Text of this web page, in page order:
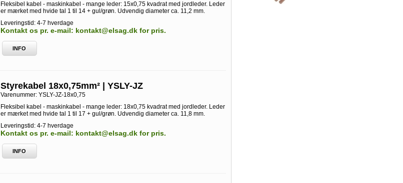
Fleksibel kabel - maskinkabel - mange leder: 15x0,75 kvadrat med jordleder. Leder
er mærket med hvide tal 1 til 14 + gul/grøn. Udvendig diameter ca. 11,2 mm.
Leveringstid: 4-7 hverdage
Kontakt os pr. e-mail: kontakt@elsag.dk for pris.
INFO
Styrekabel 18x0,75mm² | YSLY-JZ
Varenummer: YSLY-JZ-18x0,75
Fleksibel kabel - maskinkabel - mange leder: 18x0,75 kvadrat med jordleder. Leder
er mærket med hvide tal 1 til 17 + gul/grøn. Udvendig diameter ca. 11,8 mm.
Leveringstid: 4-7 hverdage
Kontakt os pr. e-mail: kontakt@elsag.dk for pris.
INFO